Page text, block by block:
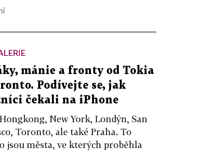
mánie a fronty od Tokia
Podívejte se, jak
čekali na iPhone
New York, Londýn, San
Toronto, ale také Praha. To
jsou města, ve kterých proběhla